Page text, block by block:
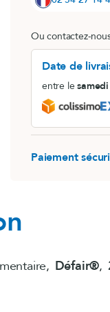
Ou contactez-
Date de
entre le
Paiement
Défair®,